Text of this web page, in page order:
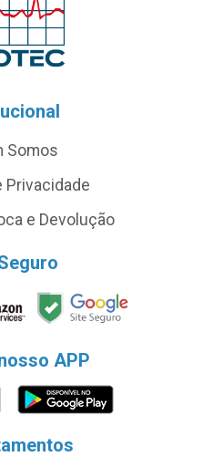
Somos
Privacidade
e Devolução
APP